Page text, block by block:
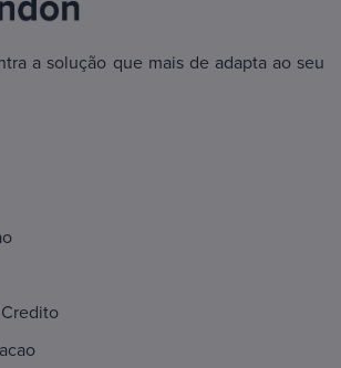
a solução que mais de adapta ao seu